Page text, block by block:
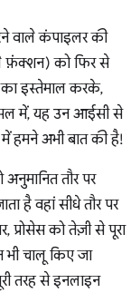
वाले कंपाइलर की
फ़ंक्शन) को फिर से
इस्तेमाल करके,
में, यह उन आईसी से
हमने अभी बात की है!
तौर पर
है वहां सीधे तौर पर
प्रोसेस को तेज़ी से पूरा
भी चालू किए जा
तरह से इनलाइन